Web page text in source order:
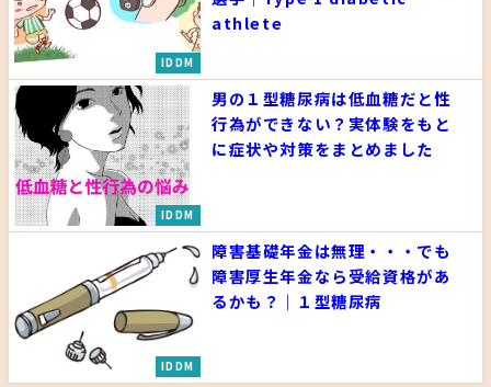
IDDM
athlete
IDDM
男の１型糖尿病は低血糖だと性
行為ができない？実体験をもと
に症状や対策をまとめました
IDDM
障害基礎年金は無理・・・でも
障害厚生年金なら受給資格があ
るかも？｜１型糖尿病